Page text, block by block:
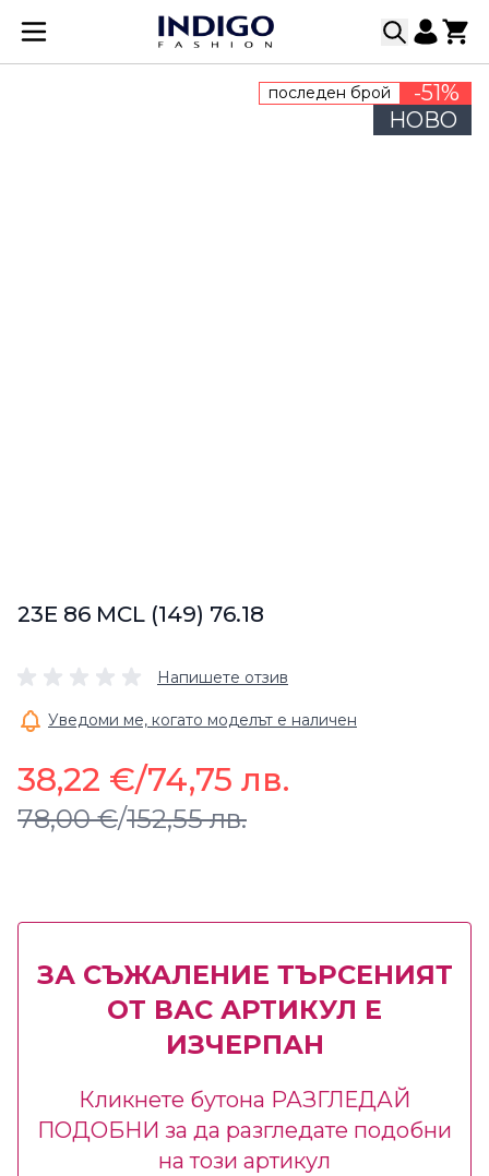
Прескачане към съдържанието
последен брой
-51%
НОВО
23E 86 MCL (149) 76.18
Напишете отзив
Уведоми ме, когато моделът е наличен
78,00 €/152,55 лв.
38,22 €/74,75 лв.
ЗА СЪЖАЛЕНИЕ ТЪРСЕНИЯТ
ОТ ВАС АРТИКУЛ Е
ИЗЧЕРПАН
Кликнете бутона РАЗГЛЕДАЙ
ПОДОБНИ за да разгледате подобни
на този артикул